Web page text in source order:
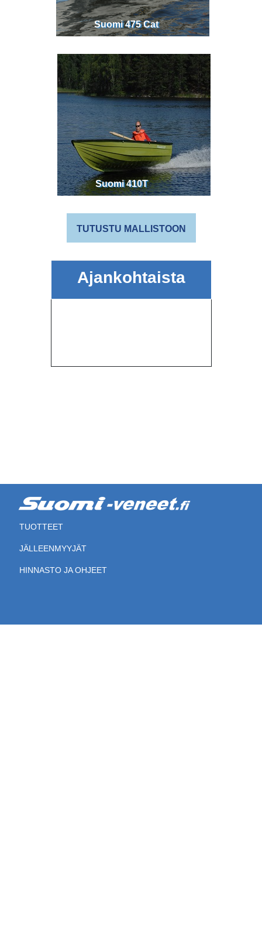
Suomi 475 Cat
Suomi 410T
TUTUSTU MALLISTOON
Ajankohtaista
TUOTTEET
JÄLLEENMYYJÄT
HINNASTO JA OHJEET